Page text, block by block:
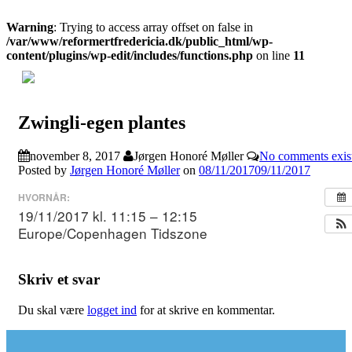
Warning: Trying to access array offset on false in
/var/www/reformertfredericia.dk/public_html/wp-
content/plugins/wp-edit/includes/functions.php on line 11
Skip
Zwingli-egen plantes
november 8, 2017 Jørgen Honoré Møller
No comments
Posted by Jørgen Honoré Mølleron 08/11/201709/11/2017
HVORNÅR:
19/11/2017 kl. 11:15 – 12:15
Europe/Copenhagen Tidszone
Skriv et svar
Du skal være logget ind for at skrive en kommentar.